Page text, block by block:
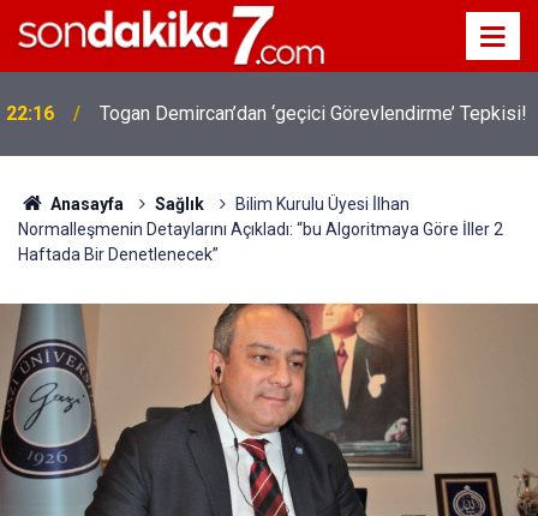
19:32 Sıcak Havalarda Ödem Şikayetini Hafife Almayın!
Anasayfa Sağlık
Bilim Kurulu Üyesi İ̇lhan
Normalleşmenin Detaylarını Açıkladı: “bu Algoritmaya Göre İller 2
Haftada Bir Denetlenecek”